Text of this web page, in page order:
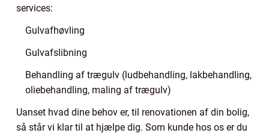
services:
Gulvafhøvling
Gulvafslibning
Behandling af trægulv (ludbehandling, lakbehandling,
oliebehandling, maling af trægulv)
Uanset hvad dine behov er, til renovationen af din bolig,
så står vi klar til at hjælpe dig. Som kunde hos os er du